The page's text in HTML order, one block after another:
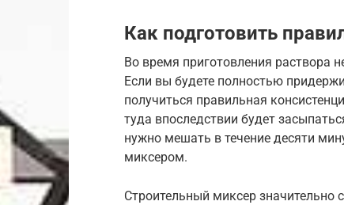
Как подготовить
Во время приготовления раствора
Если вы будете полностью
получиться правильная
туда впоследствии будет
нужно мешать в течение десяти
миксером.
Строительный миксер значительно